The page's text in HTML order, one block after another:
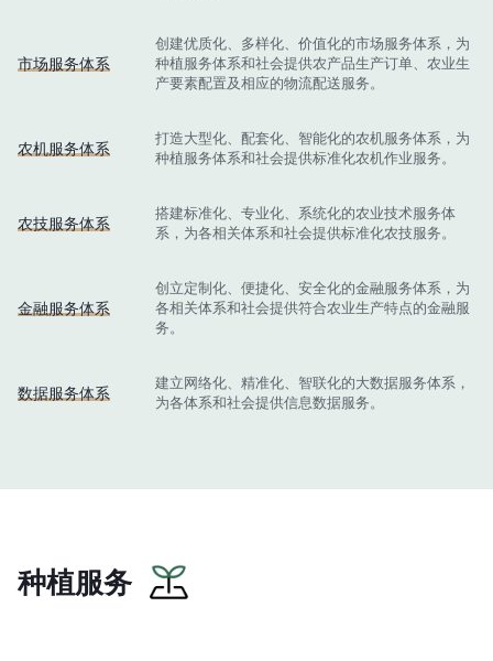
市场服务体系
创建优质化、多样化、价值化的市场服务体系，为
种植服务体系和社会提供农产品生产订单、农业生
产要素配置及相应的物流配送服务。
农机服务体系
打造大型化、配套化、智能化的农机服务体系，为
种植服务体系和社会提供标准化农机作业服务。
农技服务体系
搭建标准化、专业化、系统化的农业技术服务体
系，为各相关体系和社会提供标准化农技服务。
金融服务体系
创立定制化、便捷化、安全化的金融服务体系，为
各相关体系和社会提供符合农业生产特点的金融服
务。
数据服务体系
建立网络化、精准化、智联化的大数据服务体系，
为各体系和社会提供信息数据服务。
种植服务